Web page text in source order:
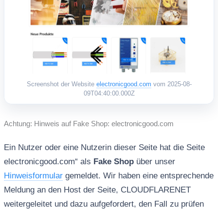
Screenshot der Website electronicgood.com vom 2025-08-
09T04:40:00.000Z
Achtung: Hinweis auf Fake Shop: electronicgood.com
Ein Nutzer oder eine Nutzerin dieser Seite hat die Seite
electronicgood.com“ als Fake Shopüber unser
Hinweisformulargemeldet. Wir haben eine entsprechende
Meldung an den Host der Seite, CLOUDFLARENET
weitergeleitet und dazu aufgefordert, den Fall zu prüfen